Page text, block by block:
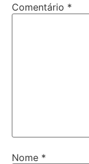
Comentário *
Nome *